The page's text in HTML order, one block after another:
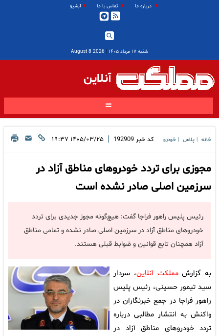
درباره ما تماس با ما آرشیو
شنبه ۱۷ مرداد ۱۴۰۵ |
2026 August 8
آنلاین
خانه پلاس خودرو کد خبر 192909
| ۱۴۰۵/۰۳/۲۵ ۱۹:۳۷
مجوزی برای تردد خودرو‌های مناطق آزاد در
سرزمین اصلی صادر نشده است
رئیس پلیس راهور فراجا گفت: هیچ‌گونه مجوز جدیدی برای تردد
خودرو‌های مناطق آزاد در سرزمین اصلی صادر نشده و تمامی مناطق
آزاد همچنان تابع قوانین و ضوابط قبلی هستند.
به گزارشمملکت آنلاین، سردار
سید تیمور حسینی، رئیس پلیس
راهور فراجا در جمع خبرنگاران در
واکنش به انتشار مطالبی درباره
تردد خودرو‌های مناطق آزاد در